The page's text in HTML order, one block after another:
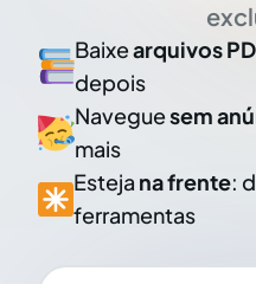
Baixearquivos
depois
Naveguesem
mais
Esteja na frente:
ferramentas